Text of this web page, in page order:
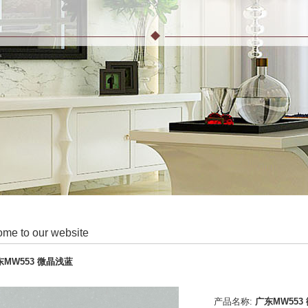
to our website
MW553 微晶浅蓝
产品名称: 广东MW553